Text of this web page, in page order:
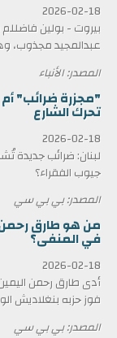
2026-02-18
بيروت - بولين
عبدالمجيد مجذوب،
المصدر: الأنباء
"مجزرة ضرائب" أم
تحرك الشارع
2026-02-18
لبنان: ضرائب جديدة
جيوب الفقراء؟
المصدر: بي بي سي
في المنفى؟
2026-02-18
فوز حزبه بنغلاديش
المصدر: بي بي سي